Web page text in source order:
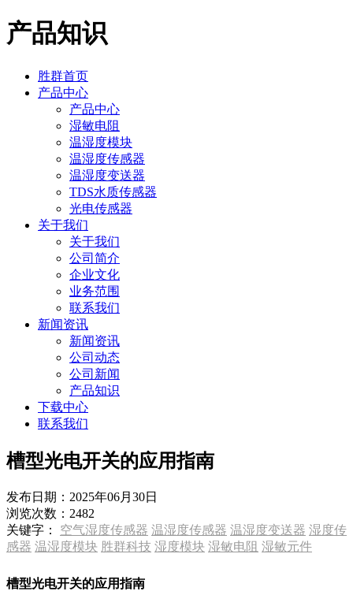
产品知识
胜群首页
产品中心
产品中心
湿敏电阻
温湿度模块
温湿度传感器
温湿度变送器
TDS水质传感器
光电传感器
关于我们
关于我们
公司简介
企业文化
业务范围
联系我们
新闻资讯
新闻资讯
公司动态
公司新闻
产品知识
下载中心
联系我们
槽型光电开关的应用指南
发布日期： 2025年06月30日
浏览次数： 2482
关键字： 空气湿度传感器 温湿度传感器 温湿度变送器 湿度传
感器 温湿度模块 胜群科技 湿度模块 湿敏电阻 湿敏元件
槽型光电开关的应用指南